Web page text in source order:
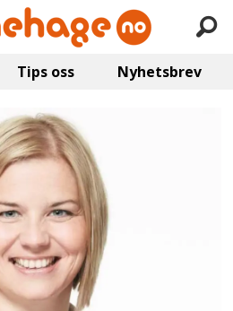
Tips oss Nyhetsbrev